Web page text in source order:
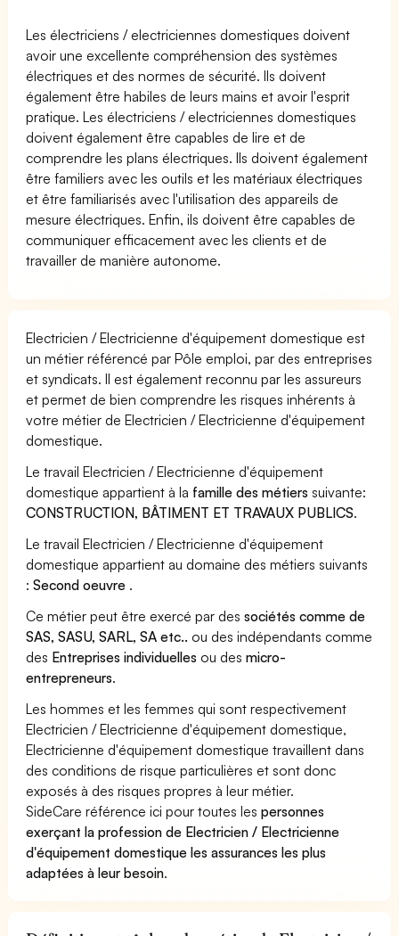
Les électriciens / electriciennes domestiques doivent
avoir une excellente compréhension des systèmes
électriques et des normes de sécurité. Ils doivent
également être habiles de leurs mains et avoir l'esprit
pratique. Les électriciens / electriciennes domestiques
doivent également être capables de lire et de
comprendre les plans électriques. Ils doivent également
être familiers avec les outils et les matériaux électriques
et être familiarisés avec l'utilisation des appareils de
mesure électriques. Enfin, ils doivent être capables de
communiquer efficacement avec les clients et de
travailler de manière autonome.
Electricien / Electricienne d'équipement domestique est
un métier référencé par Pôle emploi, par des entreprises
et syndicats. Il est également reconnu par les assureurs
et permet de bien comprendre les risques inhérents à
votre métier de Electricien / Electricienne d'équipement
domestique.
Le travail Electricien / Electricienne d'équipement
domestique appartient à la famille des métiers suivante:
CONSTRUCTION, BÂTIMENT ET TRAVAUX PUBLICS.
Le travail Electricien / Electricienne d'équipement
domestique appartient au domaine des métiers suivants
:Second oeuvre .
Ce métier peut être exercé par dessociétés comme de
SAS, SASU, SARL, SA etc.. ou des indépendants comme
des Entreprises individuelles ou desmicro-
entrepreneurs.
Les hommes et les femmes qui sont respectivement
Electricien / Electricienne d'équipement domestique,
Electricienne d'équipement domestique travaillent dans
des conditions de risque particulières et sont donc
exposés à des risques propres à leur métier.
SideCare référence ici pour toutes lespersonnes
exerçant la profession de Electricien / Electricienne
d'équipement domestique les assurances les plus
adaptées à leur besoin.